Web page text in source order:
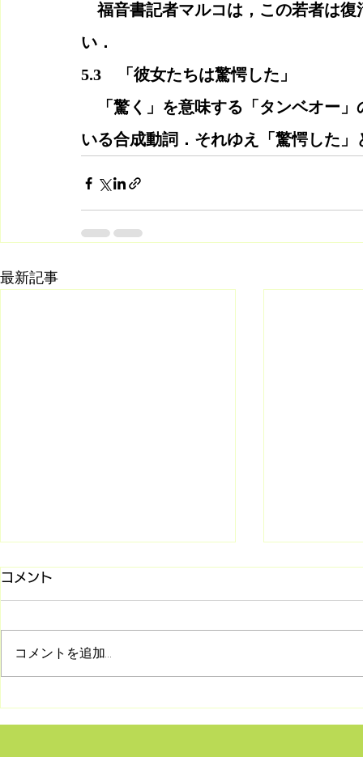
福音書記者マルコは，この若者は復
い．
5.3　「彼女たちは驚愕した」
「驚く」を意味する「タンベオー」
いる合成動詞．それゆえ「驚愕した」
最新記事
8/2 シリーズ「旧約聖書との
7/26 マタ
コメント
コメントを追加…